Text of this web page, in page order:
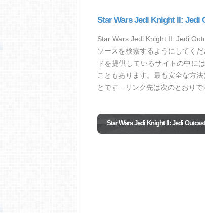
Star Wars Jedi Knight II: Jedi
Star Wars Jedi Knight II: Jedi
ソースを検索するようにしてく
ドを提供しているサイトの中に
こともあります。最も安全な方
とです - リンク先は次のとおりで
Star Wars Jedi Knight II: Jedi